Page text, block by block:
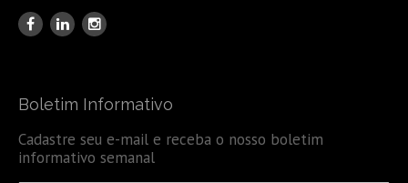
Boletim Informativo
Cadastre seu e-mail e receba o nosso boletim
informativo semanal